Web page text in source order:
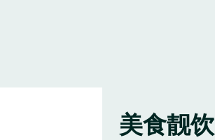
美食靓饮